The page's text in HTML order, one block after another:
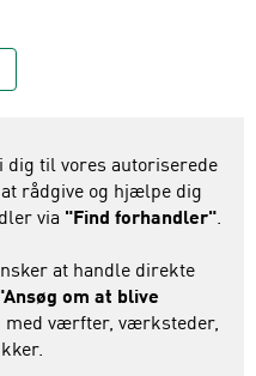
dig til vores autoriserede
rådgive og hjælpe dig
via "Find forhandler".
at handle direkte
om at blive
med værfter, værksteder,